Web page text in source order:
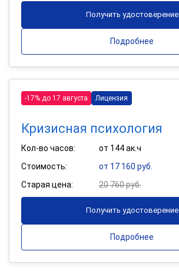
Получить удостоверение
Подробнее
-17% до 17 августа Лицензия
Кризисная психология
Кол-во часов:
от 144 ак.ч
Стоимость:
от 17 160 руб.
Старая цена:
20 760 руб.
Получить удостоверение
Подробнее